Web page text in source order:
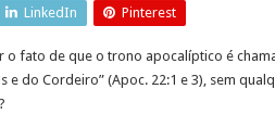
LinkedIn Pinterest
o fato de que o trono apocalíptico é
e do Cordeiro” (Apoc. 22:1 e 3), sem